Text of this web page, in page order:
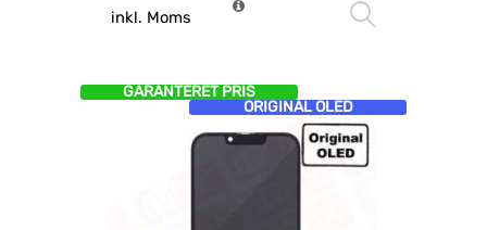
inkl. Moms
GARANTERET PRIS
ORIGINAL OLED